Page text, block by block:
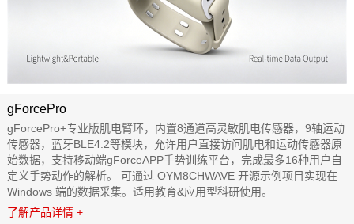
gForcePro
gForcePro+专业版肌电臂环，内置8通道高灵敏肌电传感器，9轴运动
传感器，蓝牙BLE4.2等模块，允许用户直接访问肌电和运动传感器原
始数据，支持移动端gForceAPP手势训练平台，完成最多16种用户自
定义手势动作的解析。 可通过 OYM8CHWAVE 开源示例项目实现在
Windows 端的数据采集。适用教育&应用型科研使用。
了解产品详情 +